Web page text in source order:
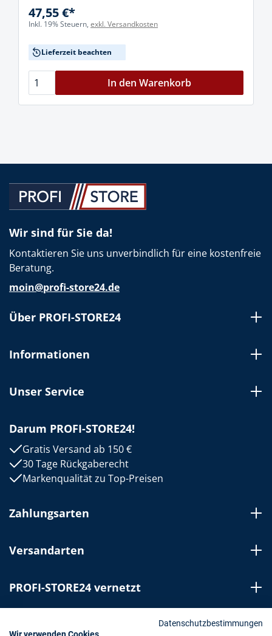
47,55 €*
Inkl. 19% Steuern, exkl. Versandkosten
Lieferzeit beachten
In den Warenkorb
Wir sind für Sie da!
Kontaktieren Sie uns unverbindlich für eine kostenfreie
Beratung.
moin@profi-store24.de
Über PROFI-STORE24
Informationen
Unser Service
Darum PROFI-STORE24!
Gratis Versand ab 150 €
30 Tage Rückgaberecht
Markenqualität zu Top-Preisen
Zahlungsarten
Versandarten
PROFI-STORE24 vernetzt
Bestellung widerrufenDatenschutzbestimmungen